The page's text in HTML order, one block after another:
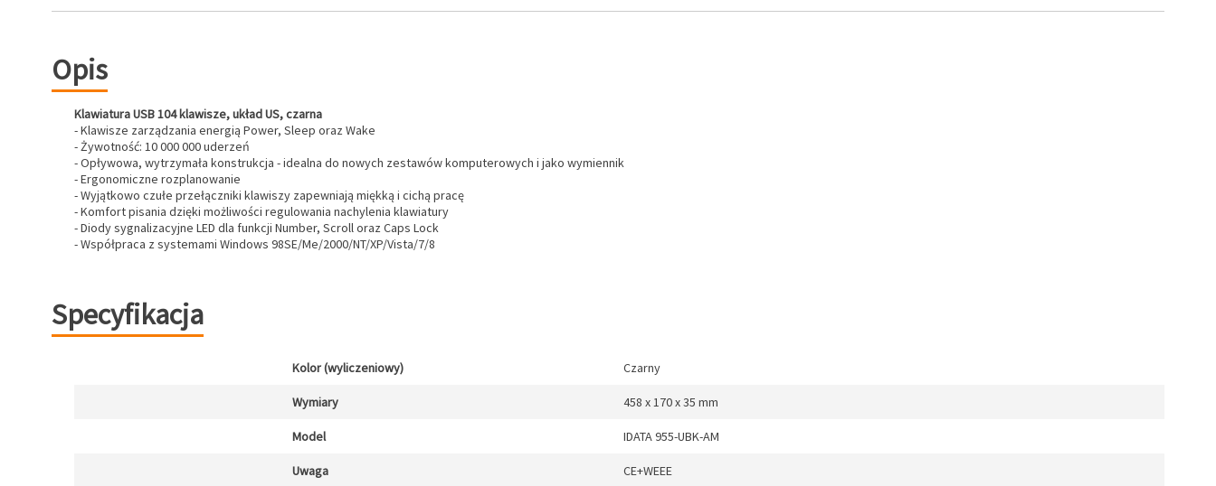
Opis
Klawiatura USB 104 klawisze, układ US, czarna
- Klawisze zarządzania energią Power, Sleep oraz Wake
- Żywotność: 10 000 000 uderzeń
- Opływowa, wytrzymała konstrukcja - idealna do nowych zestawów komputerowych i jako wymiennik
- Ergonomiczne rozplanowanie
- Wyjątkowo czułe przełączniki klawiszy zapewniają miękką i cichą pracę
- Komfort pisania dzięki możliwości regulowania nachylenia klawiatury
- Diody sygnalizacyjne LED dla funkcji Number, Scroll oraz Caps Lock
- Współpraca z systemami Windows 98SE/Me/2000/NT/XP/Vista/7/8
Specyfikacja
Kolor (wyliczeniowy) Czarny
Wymiary 458 x 170 x 35 mm
Model IDATA 955-UBK-AM
Uwaga CE+WEEE